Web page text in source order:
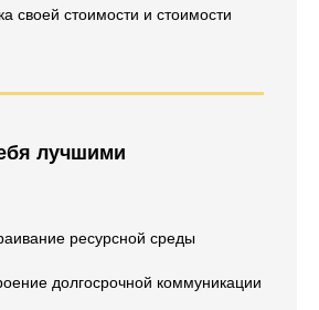
своей стоимости и стоимости
лучшими
ресурсной среды
долгосрочной коммуникации